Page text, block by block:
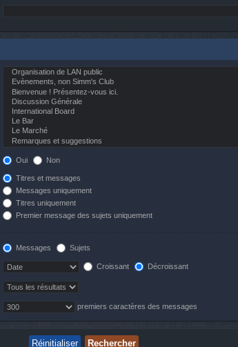
Oui Non
Titres et messages
Messages uniquement
Titres uniquement
Premier message des sujets uniquement
Messages Sujets
Croissant Décroissant
premiers caractères des messages